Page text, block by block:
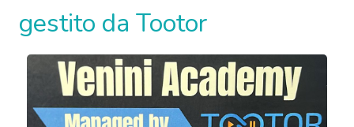
gestito da Tootor